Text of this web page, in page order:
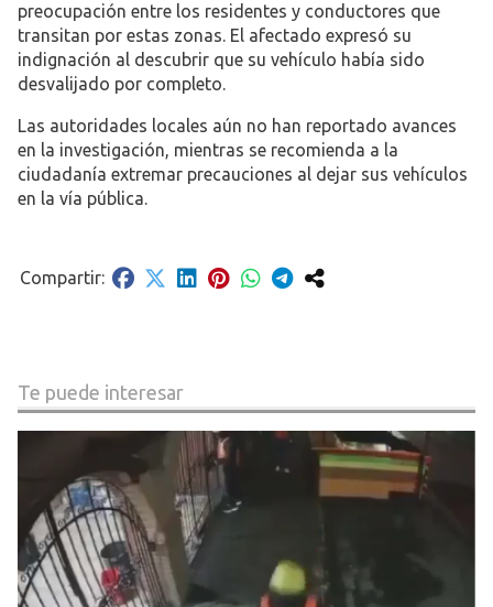
preocupación entre los residentes y conductores que
transitan por estas zonas. El afectado expresó su
indignación al descubrir que su vehículo había sido
desvalijado por completo.
Las autoridades locales aún no han reportado avances
en la investigación, mientras se recomienda a la
ciudadanía extremar precauciones al dejar sus vehículos
en la vía pública.
Te puede interesar